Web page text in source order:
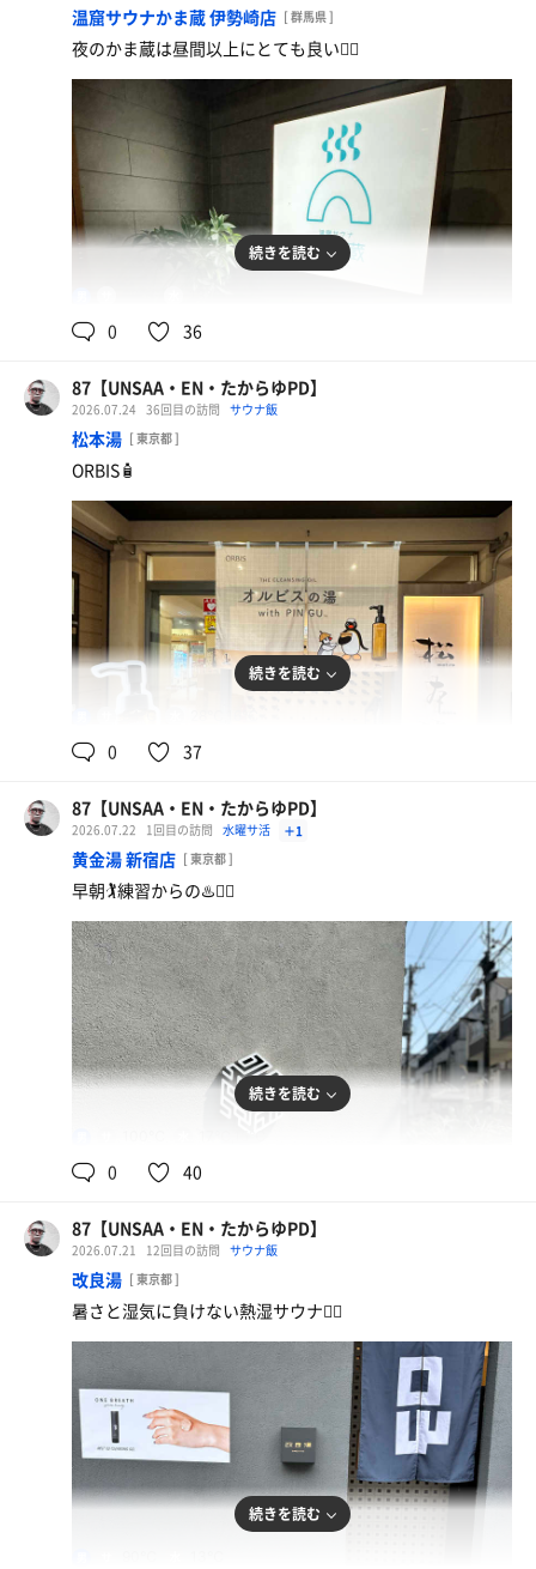
温窟サウナかま蔵 伊勢崎店 [ 群馬県 ]
夜のかま蔵は昼間以上にとても良い🧖‍♂️
蕎麦茶
続きを読む
0 36
87【UNSAA・EN・たからゆPD】
2026.07.24 36回目の訪問 サウナ飯
松本湯 [ 東京都 ]
ORBIS🧴
食べ飲み放題
腹パン🫃
続きを読む
0 37
87【UNSAA・EN・たからゆPD】
2026.07.22 1回目の訪問 水曜サ活 ＋1
黄金湯 新宿店 [ 東京都 ]
早朝🏌️練習からの♨️🧖‍♂️
続きを読む
0 40
87【UNSAA・EN・たからゆPD】
2026.07.21 12回目の訪問 サウナ飯
改良湯 [ 東京都 ]
暑さと湿気に負けない熱湿サウナ🧖‍♂️
続きを読む